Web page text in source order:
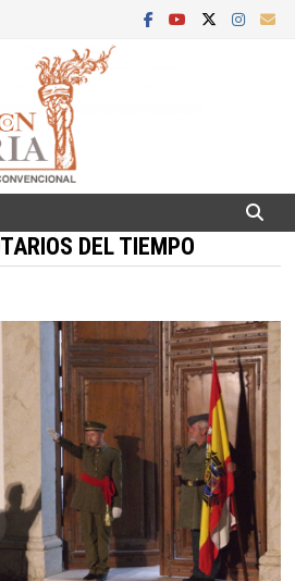
DEL TIEMPO